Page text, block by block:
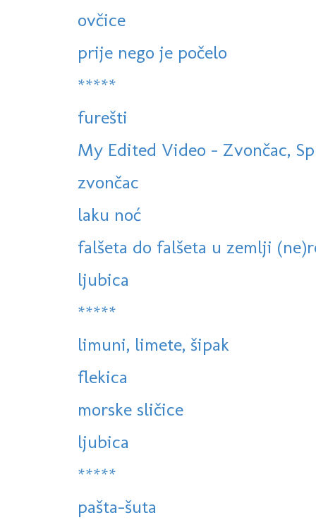
ovčice
prije nego je počelo
*****
furešti
My Edited Video - Zvončac,
zvončac
laku noć
falšeta do falšeta u zemlji
ljubica
*****
limuni, limete, šipak
flekica
morske sličice
ljubica
*****
pašta-šuta